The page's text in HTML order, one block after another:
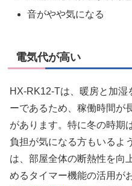
音がやや気になる
電気代が高い
HX-RK12-Tは、暖房と加湿
ーであるため、稼働時間が
があります。特に冬の時期
負担が気になる方もいるよ
は、部屋全体の断熱性を向
めるタイマー機能の活用が